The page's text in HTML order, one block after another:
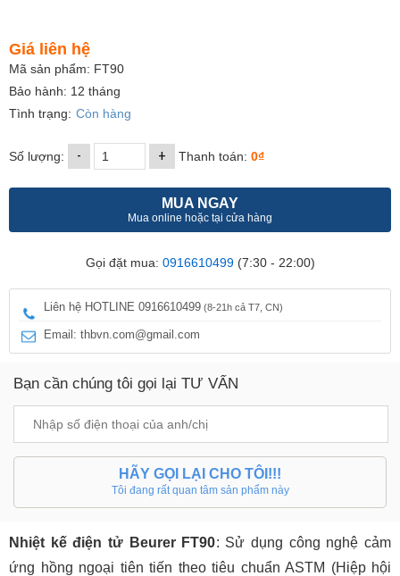
Giá liên hệ
Mã sản phẩm: FT90
Bảo hành: 12 tháng
Tình trạng: Còn hàng
Số lượng: - + Thanh toán: 0₫
MUA NGAY
Mua online hoặc tại cửa hàng
Gọi đặt mua: 0916610499(7:30 - 22:00)
Liên hệ HOTLINE 0916610499 (8-21h cả T7, CN)
Email: thbvn.com@gmail.com
Bạn cần chúng tôi gọi lại TƯ VẤN
HÃY GỌI LẠI CHO TÔI!!!
Tôi đang rất quan tâm sản phẩm này
Nhiệt kế điện tử Beurer FT90: Sử dụng công nghệ cảm
ứng hồng ngoại tiên tiến theo tiêu chuẩn ASTM (Hiệp hội